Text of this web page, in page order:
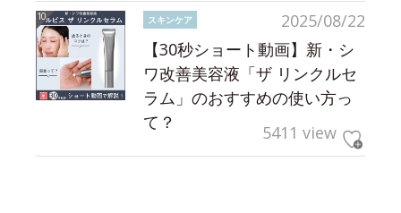
2025/08/22
スキンケア
【30秒ショート動画】新・シ
ワ改善美容液「ザ リンクルセ
ラム」のおすすめの使い方っ
て？
5411 view